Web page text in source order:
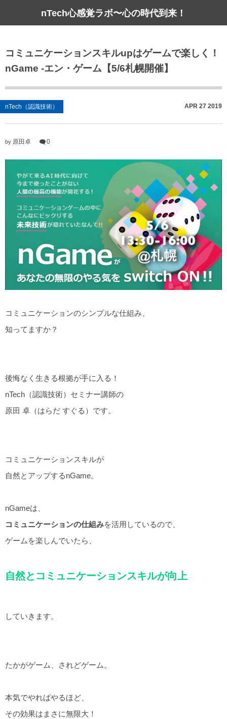
nTech心感覚ラボ〜心の時代到来！
コミュニケーションスキルupはゲームで楽しく！
nGame -エン・ゲーム【5/6札幌開催】
nTech（認識技術） APR 27 2019
by 原田卓 0
コミュニケーションのシンプルな仕組み、
知ってますか？
後悔なく生きる根拠が手に入る！
nTech（認識技術）セミナー講師の
原田 卓（はらだ すぐる）です。
コミュニケーションスキルが
自然とアップするnGame。
nGameは、
コミュニケーションの仕組みを活用しているので、
ゲームを楽しんでいたら、
自然とコミュニケーションスキルが向上
していきます。
たかがゲーム、されどゲーム。
本気でやればやるほど、
その効果はまさに無限大！